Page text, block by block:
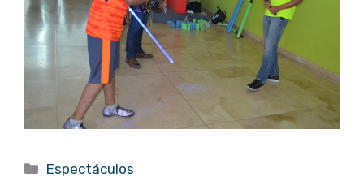
Categorías
Espectáculos